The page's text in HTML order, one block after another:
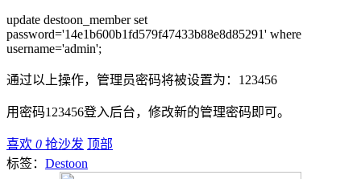
update destoon_member set
password='14e1b600b1fd579f47433b88e8d85291' where
username='admin';
通过以上操作，管理员密码将被设置为：123456
用密码123456登入后台，修改新的管理密码即可。
喜欢 0 抢沙发 顶部
标签： Destoon